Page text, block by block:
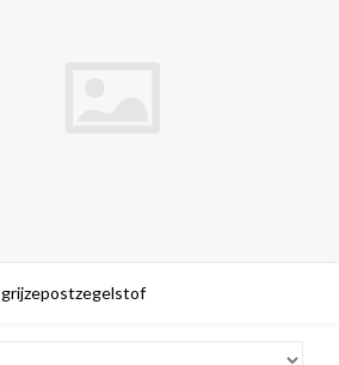
grijzepostzegelstof